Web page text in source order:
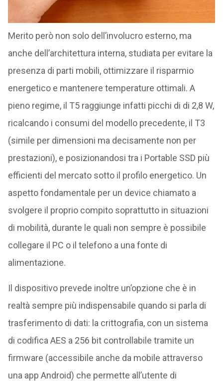
Merito però non solo dell’involucro esterno, ma
anche dell’architettura interna, studiata per evitare la
presenza di parti mobili, ottimizzare il risparmio
energetico e mantenere temperature ottimali. A
pieno regime, il T5 raggiunge infatti picchi di di 2,8 W,
ricalcando i consumi del modello precedente, il T3
(simile per dimensioni ma decisamente non per
prestazioni), e posizionandosi tra i Portable SSD più
efficienti del mercato sotto il profilo energetico. Un
aspetto fondamentale per un device chiamato a
svolgere il proprio compito soprattutto in situazioni
di mobilità, durante le quali non sempre è possibile
collegare il PC o il telefono a una fonte di
alimentazione.
Il dispositivo prevede inoltre un’opzione che è in
realtà sempre più indispensabile quando si parla di
trasferimento di dati: la crittografia, con un sistema
di codifica AES a 256 bit controllabile tramite un
firmware (accessibile anche da mobile attraverso
una app Android) che permette all’utente di